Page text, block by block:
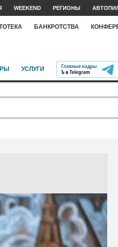
WEEKEND РЕГИОНЫ
БАНКРОТСТВА
УСЛУГИ